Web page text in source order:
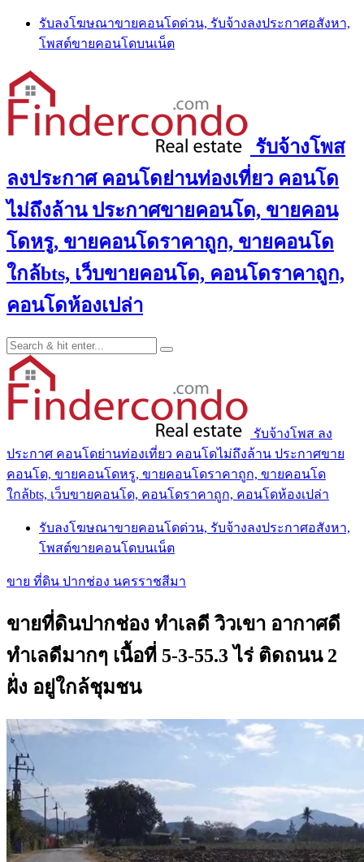
Skip
content
รับลงโฆษณาขายคอนโดด่วน, รับจ้างลงประกาศอสังหา,
โพสต์ขายคอนโดบนเน็ต
รับจ้างโพส
ลงประกาศ คอนโดย่านท่องเที่ยว คอนโด
ไม่ถึงล้าน ประกาศขายคอนโด, ขายคอน
โดหรู, ขายคอนโดราคาถูก, ขายคอนโด
ใกล้bts, เว็บขายคอนโด, คอนโดราคาถูก,
คอนโดห้องเปล่า
รับจ้างโพส ลง
ประกาศ คอนโดย่านท่องเที่ยว คอนโดไม่ถึงล้าน ประกาศขาย
คอนโด, ขายคอนโดหรู, ขายคอนโดราคาถูก, ขายคอนโด
ใกล้bts, เว็บขายคอนโด, คอนโดราคาถูก, คอนโดห้องเปล่า
รับลงโฆษณาขายคอนโดด่วน, รับจ้างลงประกาศอสังหา,
โพสต์ขายคอนโดบนเน็ต
ขาย ที่ดิน ปากช่อง นครราชสีมา
ขายที่ดินปากช่อง ทำเลดี วิวเขา อากาศดี
ทำเลดีมากๆ เนื้อที่ 5-3-55.3 ไร่ ติดถนน 2
ฝั่ง อยู่ใกล้ชุมชน